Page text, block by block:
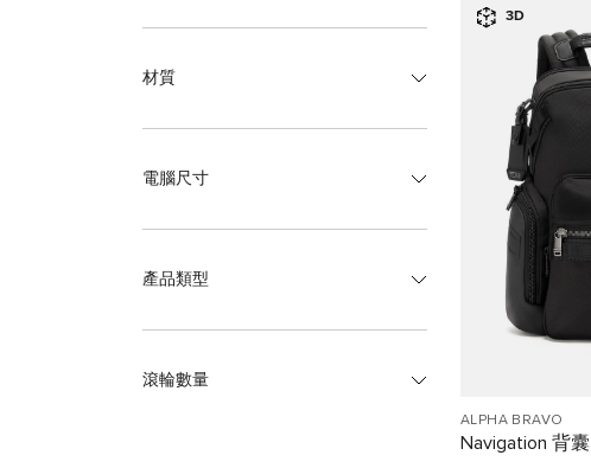
材質
電腦尺寸
產品類型
滾輪數量
3D
ALPHA BRAVO
Navigation 背囊